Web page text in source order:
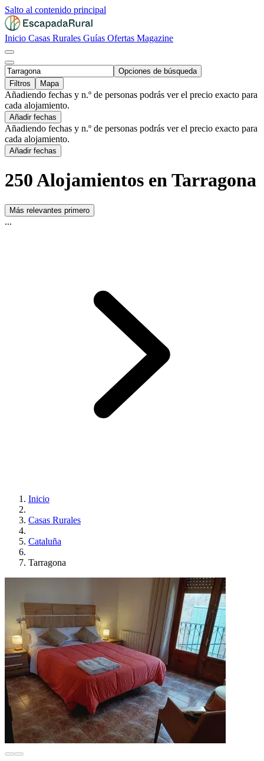
Salto al contenido principal
Inicio Casas Rurales Guías Ofertas Magazine
Opciones de búsqueda
Filtros
Mapa
Añadiendo fechas y n.º de personas podrás ver el precio exacto para
cada alojamiento.
Añadir fechas
Añadiendo fechas y n.º de personas podrás ver el precio exacto para
cada alojamiento.
Añadir fechas
250 Alojamientos en Tarragona
Más relevantes primero
...
Inicio
Casas Rurales
Cataluña
Tarragona